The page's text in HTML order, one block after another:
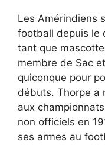
Les Amérindiens
football depuis le
tant que
membre de Sac
quiconque pour
débuts. Thorpe a
aux
non officiels en
ses armes au